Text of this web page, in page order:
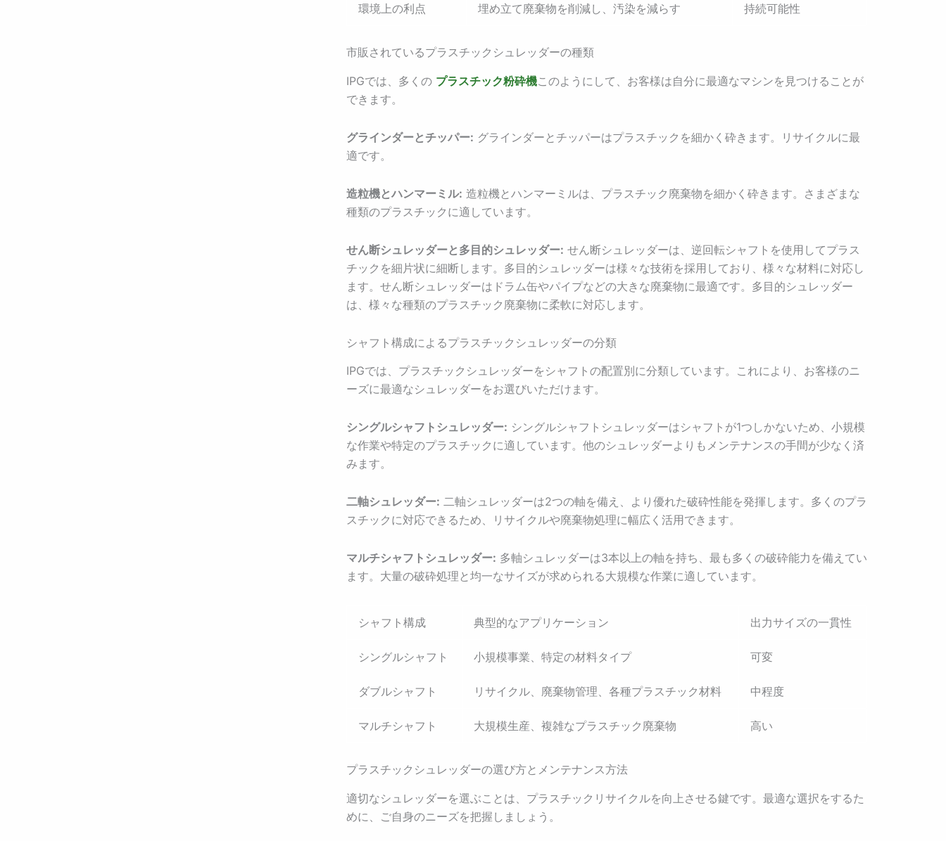
環境上の利点 埋め立て廃棄物を削減し、汚染を減らす 持続可能性
市販されているプラスチックシュレッダーの種類
IPGでは、多くの プラスチック粉砕機このようにして、お客様は自分に最適なマシンを見つけることが
できます。
グラインダーとチッパー: グラインダーとチッパーはプラスチックを細かく砕きます。リサイクルに最
適です。
造粒機とハンマーミル: 造粒機とハンマーミルは、プラスチック廃棄物を細かく砕きます。さまざまな
種類のプラスチックに適しています。
せん断シュレッダーと多目的シュレッダー: せん断シュレッダーは、逆回転シャフトを使用してプラス
チックを細片状に細断します。多目的シュレッダーは様々な技術を採用しており、様々な材料に対応し
ます。せん断シュレッダーはドラム缶やパイプなどの大きな廃棄物に最適です。多目的シュレッダー
は、様々な種類のプラスチック廃棄物に柔軟に対応します。
シャフト構成によるプラスチックシュレッダーの分類
IPGでは、プラスチックシュレッダーをシャフトの配置別に分類しています。これにより、お客様のニ
ーズに最適なシュレッダーをお選びいただけます。
シングルシャフトシュレッダー: シングルシャフトシュレッダーはシャフトが1つしかないため、小規模
な作業や特定のプラスチックに適しています。他のシュレッダーよりもメンテナンスの手間が少なく済
みます。
二軸シュレッダー: 二軸シュレッダーは2つの軸を備え、より優れた破砕性能を発揮します。多くのプラ
スチックに対応できるため、リサイクルや廃棄物処理に幅広く活用できます。
マルチシャフトシュレッダー: 多軸シュレッダーは3本以上の軸を持ち、最も多くの破砕能力を備えてい
ます。大量の破砕処理と均一なサイズが求められる大規模な作業に適しています。
シャフト構成 典型的なアプリケーション 出力サイズの一貫性
シングルシャフト 小規模事業、特定の材料タイプ 可変
ダブルシャフト リサイクル、廃棄物管理、各種プラスチック材料 中程度
マルチシャフト 大規模生産、複雑なプラスチック廃棄物 高い
プラスチックシュレッダーの選び方とメンテナンス方法
適切なシュレッダーを選ぶことは、プラスチックリサイクルを向上させる鍵です。最適な選択をするた
めに、ご自身のニーズを把握しましょう。